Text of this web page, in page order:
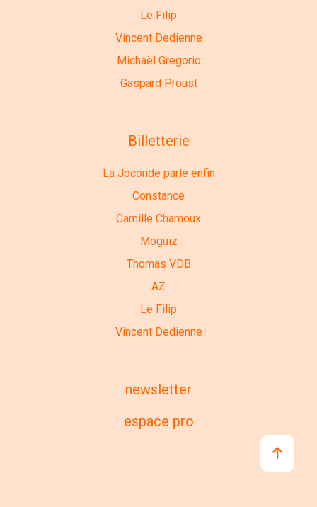
Le Filip
Vincent Dedienne
Michaël Gregorio
Gaspard Proust
Billetterie
La Joconde parle enfin
Constance
Camille Chamoux
Moguiz
Thomas VDB
AZ
Le Filip
Vincent Dedienne
newsletter
espace pro